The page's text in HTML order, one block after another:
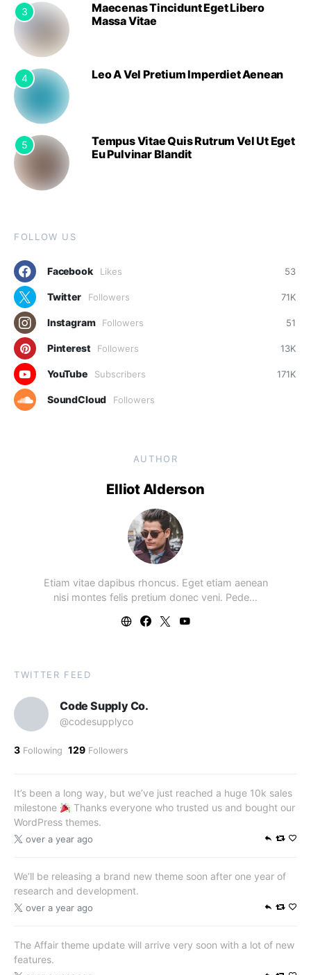
3
Maecenas Tincidunt Eget Libero
Massa Vitae
4 Leo A Vel Pretium Imperdiet Aenean
5
Tempus Vitae Quis Rutrum Vel Ut Eget
Eu Pulvinar Blandit
FOLLOW US
Facebook 53
Likes
Twitter 71K
Followers
Instagram 51
Followers
Pinterest 13K
Followers
YouTube 171K
Subscribers
SoundCloud Followers
AUTHOR
Elliot Alderson
Etiam vitae dapibus rhoncus. Eget etiam aenean
nisi montes felis pretium donec veni. Pede…
TWITTER FEED
Code Supply Co.
@codesupplyco
3 Following 129 Followers
It’s been a long way, but we’ve just reached a huge 10k sales
milestone
Thanks everyone who trusted us and bought our
WordPress themes.
over a year ago
We’ll be releasing a brand new theme soon after one year of
research and development.
over a year ago
The Affair theme update will arrive very soon with a lot of new
features.